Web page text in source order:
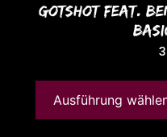
GotShot Feat. BEN
Ausführung